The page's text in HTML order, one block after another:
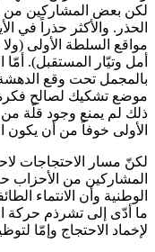
لكن بعض المشاركين
الحذر. والأكثر حذراً في
مواقع السلطة الأولى
أمل وتيّار المستقبل).
بالمجمل تحت وقع
موضع تشكيك لصالح فكرة
ذلك لم يمنع وجود قلّة
الأولى خوفاً من أن يكون
لكنّ مسار الاحتجاجات
المشاركين من
الوطنية وأن الانتماء
ما أدّى إلى تشرذم حركة
لإخماد الاحتجاج وإمّا